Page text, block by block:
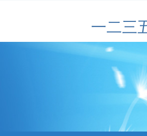
一二三